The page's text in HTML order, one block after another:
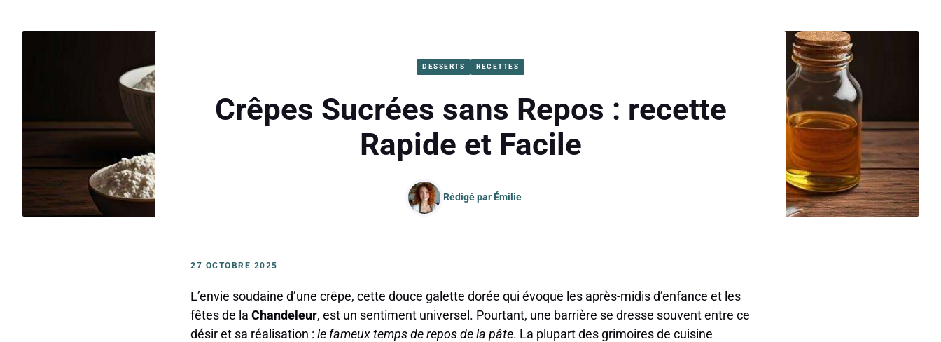
DESSERTS RECETTES
Crêpes Sucrées sans Repos : recette
Rapide et Facile
Rédigé par Émilie
27 OCTOBRE 2025
L’envie soudaine d’une crêpe, cette douce galette dorée qui évoque les après-midis d’enfance et les
fêtes de la Chandeleur, est un sentiment universel. Pourtant, une barrière se dresse souvent entre ce
désir et sa réalisation : le fameux temps de repos de la pâte. La plupart des grimoires de cuisine